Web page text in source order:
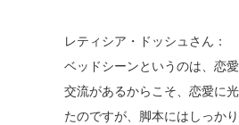
レティシア・ドッシュさん：
ベッドシーンというのは、恋
交流があるからこそ、恋愛に
たのですが、脚本にはしっか